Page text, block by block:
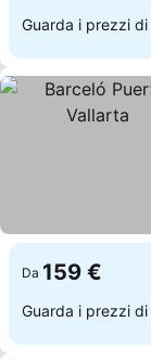
Guarda i prezzi di
Da 159 €
Guarda i prezzi di